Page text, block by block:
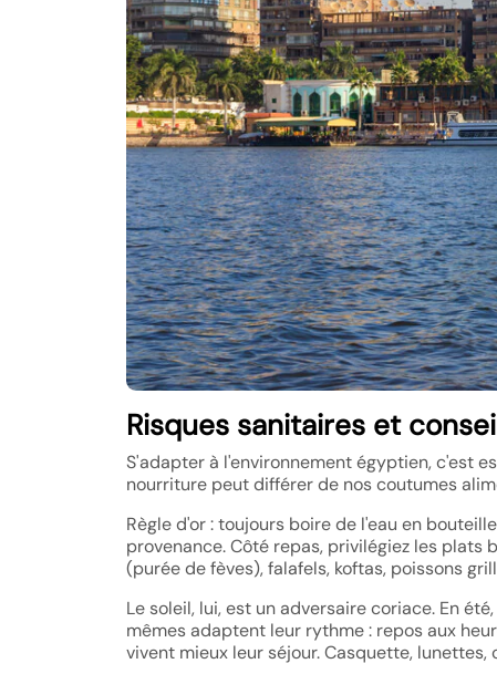
Risques sanitaires et
S'adapter à l'environnement égyptien, c'est
nourriture peut différer de nos coutumes
Règle d'or : toujours boire de l'eau en
provenance. Côté repas, privilégiez les plats
(purée de fèves), falafels, koftas, poissons
Le soleil, lui, est un adversaire coriace. En
mêmes adaptent leur rythme : repos aux
vivent mieux leur séjour. Casquette,